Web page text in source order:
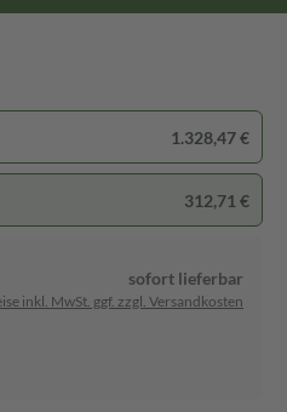
1.328,47 €
312,71 €
sofort lieferbar
inkl. MwSt. ggf. zzgl. Versandkosten